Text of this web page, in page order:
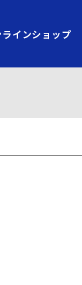
インショップ